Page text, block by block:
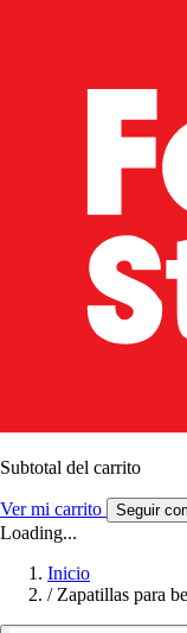
Subtotal del carrito
Ver mi carrito Seguir
Loading...
Inicio
/ Zapatillas para